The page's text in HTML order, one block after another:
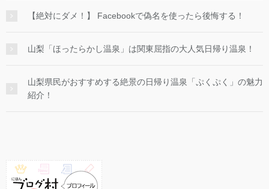
【絶対にダメ！】 Facebookで偽名を使ったら後悔する！
山梨「ほったらかし温泉」は関東屈指の大人気日帰り温泉！
山梨県民がおすすめする絶景の日帰り温泉「ぷくぷく」の魅力
紹介！